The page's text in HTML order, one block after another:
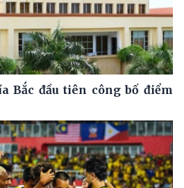
Bắc đầu tiên công bố điểm